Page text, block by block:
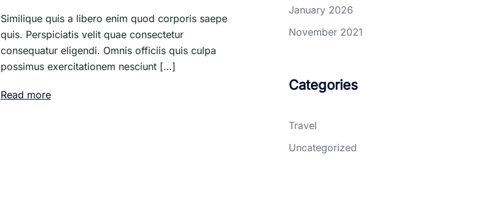
Similique quis a libero enim quod corporis saepe
quis. Perspiciatis velit quae consectetur
consequatur eligendi. Omnis officiis quis culpa
possimus exercitationem nesciunt […]
Read more
January 2026
November 2021
Categories
Travel
Uncategorized